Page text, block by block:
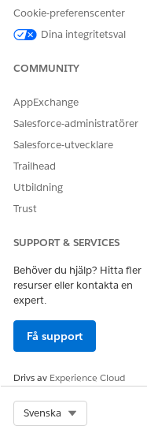
en datagraf har skapats
uppdateringstypen
datagraf med den
LÖSTE
Cookie-preferenscenter
Dina integritetsval
COMMUNITY
AppExchange
Salesforce-administratörer
Salesforce-utvecklare
Trailhead
Utbildning
Trust
SUPPORT & SERVICES
Behöver du hjälp? Hitta fler
resurser eller kontakta en
expert.
Få support
Drivs av Experience Cloud
Svenska